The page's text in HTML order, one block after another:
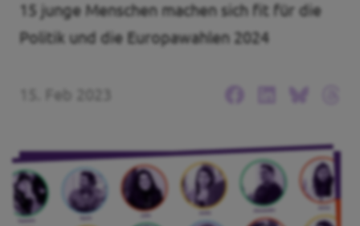
Volt Deutschland Merchandise Shop
Neuigkeiten
Mache bei uns mit!
Deine Spende für Volt!
15 junge Menschen machen sich fit für die
Politik und die Europawahlen 2024
15. Feb 2023